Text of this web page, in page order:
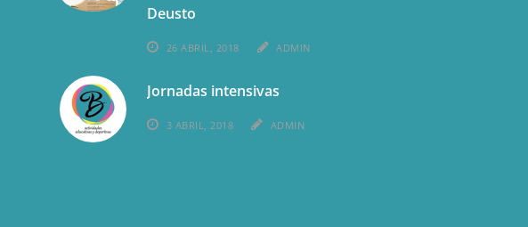
Deusto
26 ABRIL, 2018 ADMIN
Jornadas intensivas
3 ABRIL, 2018 ADMIN